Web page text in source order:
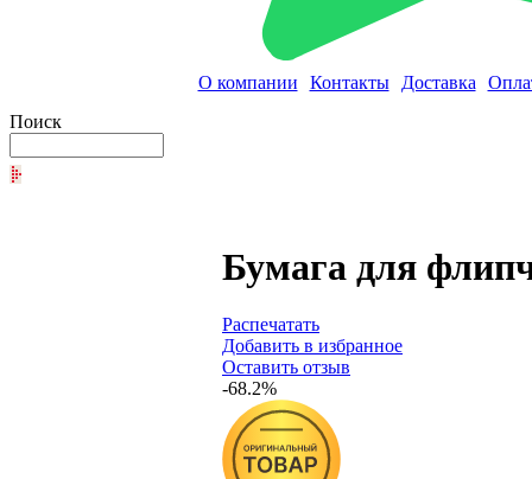
О компании Контакты Доставка
Поиск
Бумага для
Распечатать
Добавить в избранное
Оставить отзыв
-68.2%